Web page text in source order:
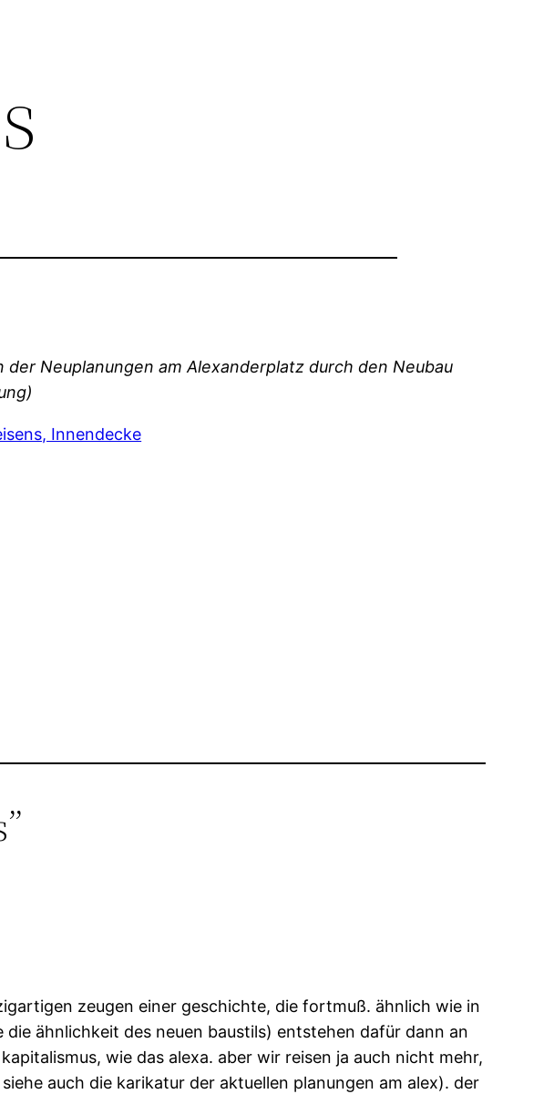
der Neuplanungen am Alexanderplatz durch den Neubau
zeugen einer geschichte, die fortmuß. ähnlich wie in
die ähnlichkeit des neuen baustils) entstehen dafür dann an
wie das alexa. aber wir reisen ja auch nicht mehr,
auch die karikatur der aktuellen planungen am alex). der